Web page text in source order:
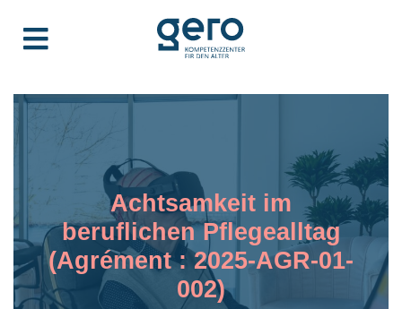
Achtsamkeit im
beruflichen Pflegealltag
(Agrément : 2025-AGR-01-
002)